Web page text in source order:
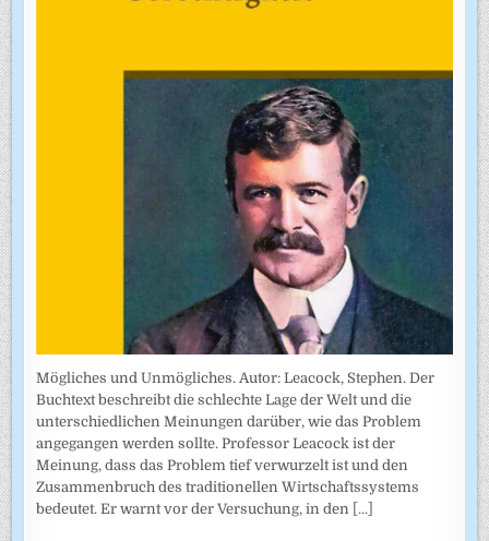
Mögliches und Unmögliches. Autor: Leacock, Stephen. Der
Buchtext beschreibt die schlechte Lage der Welt und die
unterschiedlichen Meinungen darüber, wie das Problem
angegangen werden sollte. Professor Leacock ist der
Meinung, dass das Problem tief verwurzelt ist und den
Zusammenbruch des traditionellen Wirtschaftssystems
bedeutet. Er warnt vor der Versuchung, in den [...]